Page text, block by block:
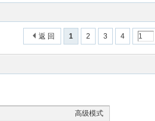
1 2 3 4
返 回
高级模式